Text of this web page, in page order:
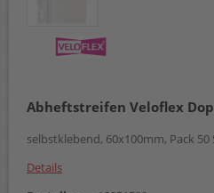
Abheftstreifen Veloflex
selbstklebend, 60x100mm, Pack 50
Details